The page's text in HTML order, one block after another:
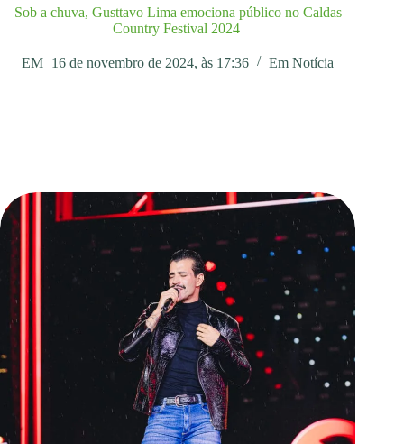
Sob a chuva, Gusttavo Lima emociona público no Caldas
Country Festival 2024
EM 16 de novembro de 2024, às 17:36 Em Notícia